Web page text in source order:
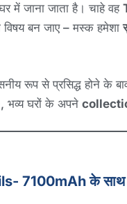
में जाना जाता है। चाहे वह
विषय बन जाए – मस्क हमेशा
रूप से प्रसिद्ध होने के
भव्य घरों के अपने
7100mAh के साथ